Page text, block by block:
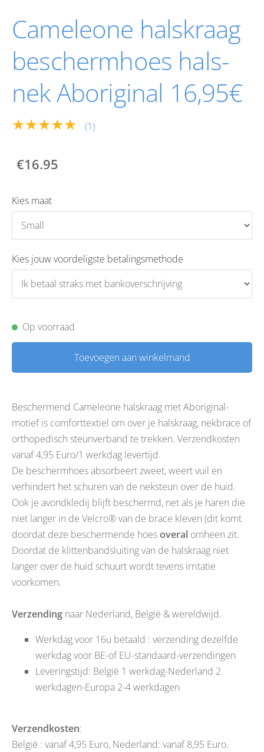
Cameleone halskraag
beschermhoes hals-
nek Aboriginal 16,95€
★★★★★ (1)
€16.95
Kies maat
Kies jouw voordeligste betalingsmethode
Op voorraad
Toevoegen aan winkelmand
Beschermend Cameleone halskraag met Aboriginal-
motief is comforttextiel om over je halskraag, nekbrace of
orthopedisch steunverband te trekken. Verzendkosten
vanaf 4,95 Euro/1 werkdag levertijd.
De beschermhoes absorbeert zweet, weert vuil en
verhindert het schuren van de neksteun over de huid.
Ook je avondkledij blijft beschermd, net als je haren die
niet langer in de Velcro® van de brace kleven (dit komt
doordat deze beschermende hoesoveral omheen zit.
Doordat de klittenbandsluiting van de halskraag niet
langer over de huid schuurt wordt tevens irritatie
voorkomen.
Verzending naar Nederland, België & wereldwijd.
Werkdag voor 16u betaald : verzending dezelfde
werkdag voor BE-of EU-standaard-verzendingen
Leveringstijd: België 1 werkdag-Nederland 2
werkdagen-Europa 2-4 werkdagen
Verzendkosten:
België : vanaf 4,95 Euro, Nederland: vanaf 8,95 Euro.